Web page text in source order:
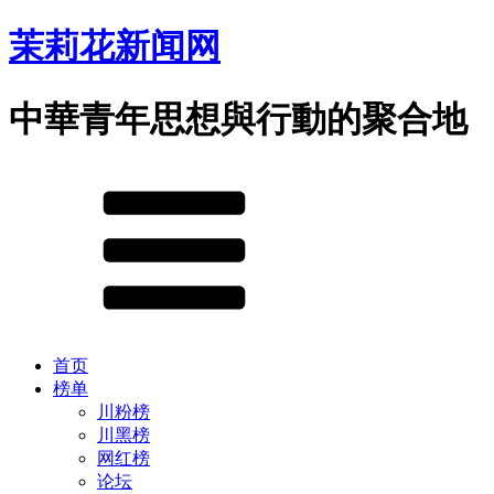
茉莉花新闻网
中華青年思想與行動的聚合地
首页
榜单
川粉榜
川黑榜
网红榜
论坛